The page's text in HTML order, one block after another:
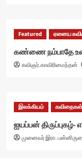
Featured ஏனைய
கண்ணை நம்பாதே
கவிஞர்.காவிரிமைந்தன்
இலக்கியம் கவிதைகள்
ஐயப்பன் திருப்புகழ்-
முனைவர் இரா.